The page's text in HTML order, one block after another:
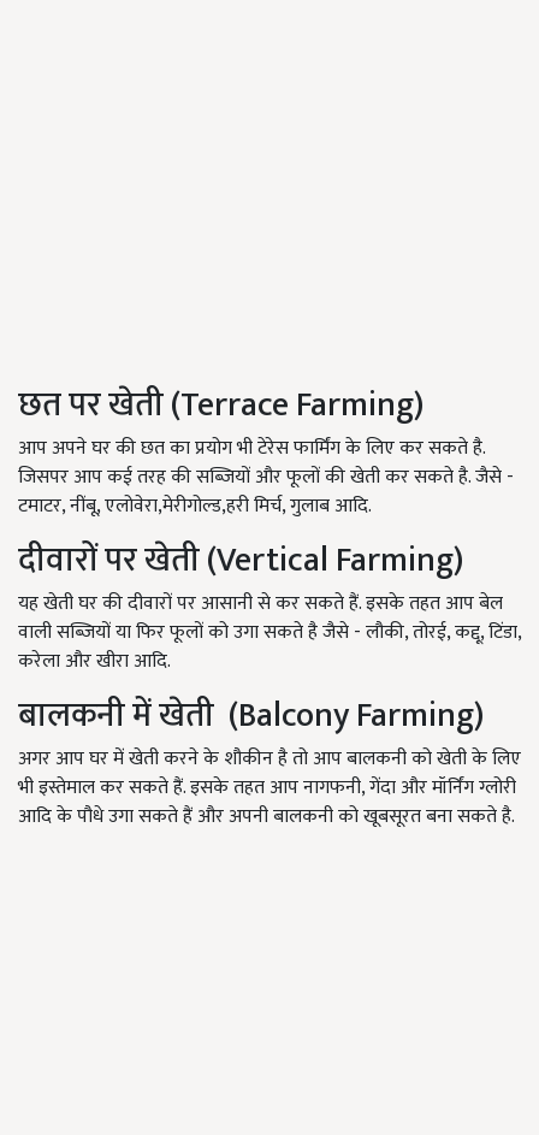
छत पर खेती (Terrace Farming)
आप अपने घर की छत का प्रयोग भी टेरेस फार्मिंग के लिए कर सकते है.
जिसपर आप कई तरह की सब्जियों और फूलों की खेती कर सकते है. जैसे -
टमाटर, नींबू, एलोवेरा,मेरीगोल्ड,हरी मिर्च, गुलाब आदि.
दीवारों पर खेती (Vertical Farming)
यह खेती घर की दीवारों पर आसानी से कर सकते हैं. इसके तहत आप बेल
वाली सब्जियों या फिर फूलों को उगा सकते है जैसे - लौकी, तोरई, कद्दू, टिंडा,
करेला और खीरा आदि.
बालकनी में खेती (Balcony Farming)
अगर आप घर में खेती करने के शौकीन है तो आप बालकनी को खेती के लिए
भी इस्तेमाल कर सकते हैं. इसके तहत आप नागफनी, गेंदा और मॉर्निंग ग्लोरी
आदि के पौधे उगा सकते हैं और अपनी बालकनी को खूबसूरत बना सकते है.